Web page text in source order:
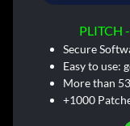
PLITCH
Secure
Easy to use:
More than
+1000